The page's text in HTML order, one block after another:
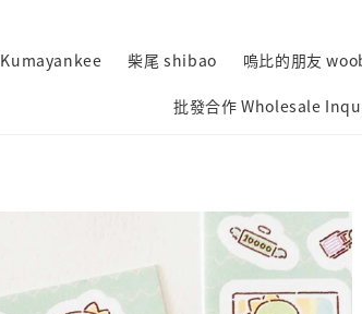
Kumayankee 柴尾 shibao 嗚比的朋友
批發合作 Wholesale